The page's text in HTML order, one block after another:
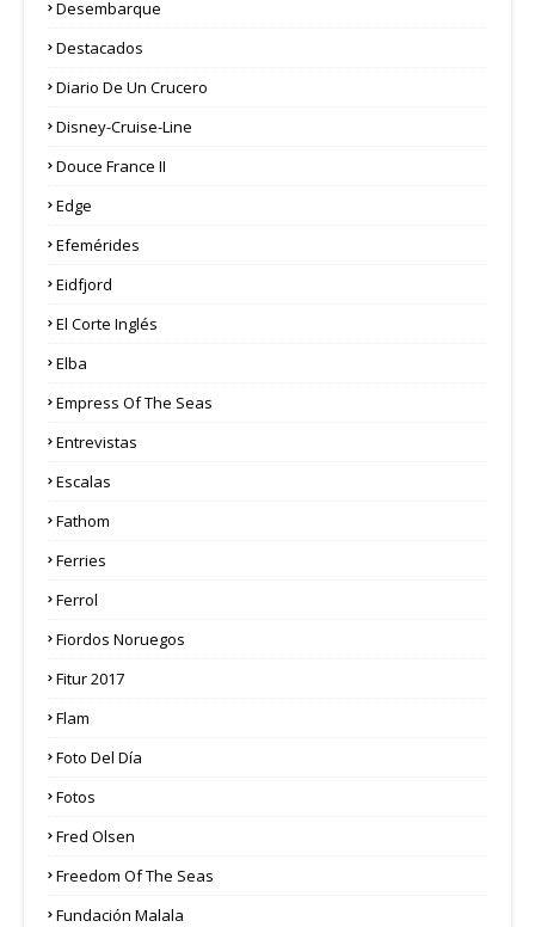
Desembarque
Destacados
Diario De Un Crucero
Disney-Cruise-Line
Douce France II
Edge
Efemérides
Eidfjord
El Corte Inglés
Elba
Empress Of The Seas
Entrevistas
Escalas
Fathom
Ferries
Ferrol
Fiordos Noruegos
Fitur 2017
Flam
Foto Del Día
Fotos
Fred Olsen
Freedom Of The Seas
Fundación Malala